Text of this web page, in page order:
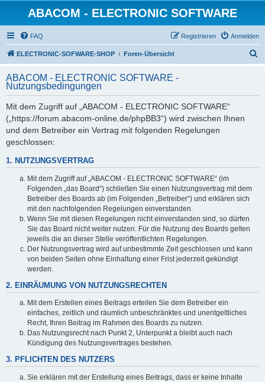
ABACOM - ELECTRONIC SOFTWARE
FAQ Anmelden
Registrieren
ELECTRONIC-SOFWARE-SHOP Foren-Übersicht
h
ABACOM - ELECTRONIC SOFTWARE -
Nutzungsbedingungen
Mit dem Zugriff auf „ABACOM - ELECTRONIC SOFTWARE“
(„https://forum.abacom-online.de/phpBB3“) wird zwischen Ihnen
und dem Betreiber ein Vertrag mit folgenden Regelungen
geschlossen:
1. NUTZUNGSVERTRAG
Mit dem Zugriff auf „ABACOM - ELECTRONIC SOFTWARE“ (im
Folgenden „das Board“) schließen Sie einen Nutzungsvertrag mit dem
Betreiber des Boards ab (im Folgenden „Betreiber“) und erklären sich
mit den nachfolgenden Regelungen einverstanden.
Wenn Sie mit diesen Regelungen nicht einverstanden sind, so dürfen
Sie das Board nicht weiter nutzen. Für die Nutzung des Boards gelten
jeweils die an dieser Stelle veröffentlichten Regelungen.
Der Nutzungsvertrag wird auf unbestimmte Zeit geschlossen und kann
von beiden Seiten ohne Einhaltung einer Frist jederzeit gekündigt
werden.
2. EINRÄUMUNG VON NUTZUNGSRECHTEN
Mit dem Erstellen eines Beitrags erteilen Sie dem Betreiber ein
einfaches, zeitlich und räumlich unbeschränktes und unentgeltliches
Recht, Ihren Beitrag im Rahmen des Boards zu nutzen.
Das Nutzungsrecht nach Punkt 2, Unterpunkt a bleibt auch nach
Kündigung des Nutzungsvertrages bestehen.
3. PFLICHTEN DES NUTZERS
Sie erklären mit der Erstellung eines Beitrags, dass er keine Inhalte